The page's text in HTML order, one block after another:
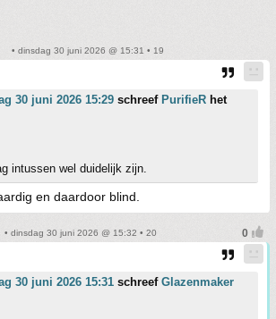
• dinsdag 30 juni 2026 @ 15:31 • 19
30 juni 2026 15:29 schreef PurifieR het
intussen wel duidelijk zijn.
en daardoor blind.
• dinsdag 30 juni 2026 @ 15:32 • 20
30 juni 2026 15:31 schreef Glazenmaker